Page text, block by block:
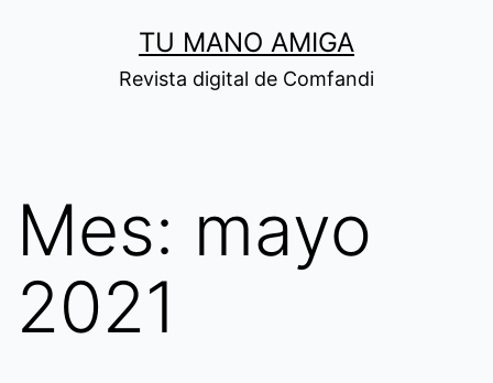
TU MANO AMIGA
Revista digital de Comfandi
Mes: mayo
2021